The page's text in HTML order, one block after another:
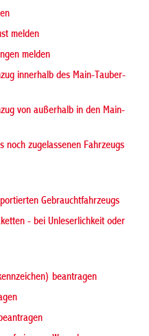
melden
melden
innerhalb des Main-Tauber-
von außerhalb in den Main-
noch zugelassenen Fahrzeugs
Gebrauchtfahrzeugs
- bei Unleserlichkeit oder
beantragen